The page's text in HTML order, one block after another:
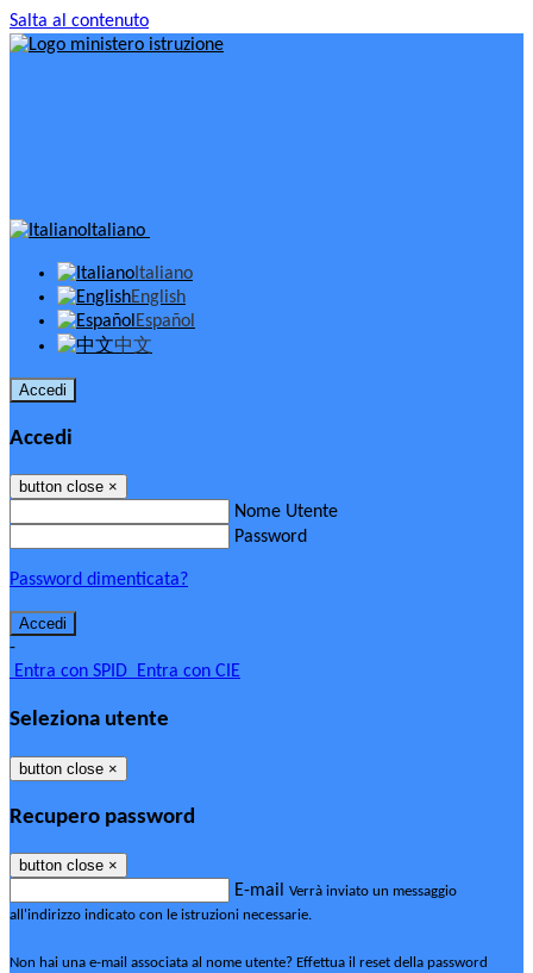
Salta al contenuto
Italiano
Italiano
English
Español
中文
Accedi
Accedi
button close ×
Nome Utente
Password
Password dimenticata?
-
Entra con SPID Entra con CIE
Seleziona utente
button close ×
Recupero password
button close ×
E-mail Verrà inviato un messaggio
all'indirizzo indicato con le istruzioni necessarie.
Non hai una e-mail associata al nome utente? Effettua il reset della password